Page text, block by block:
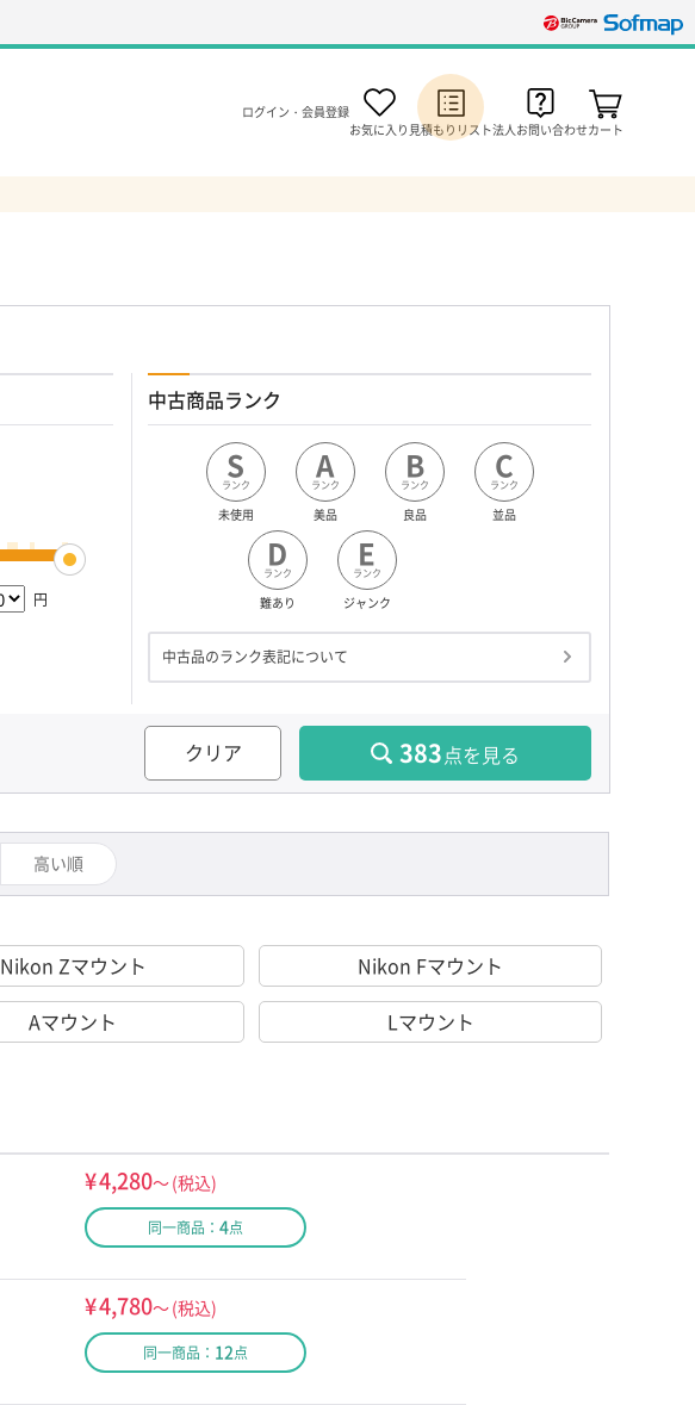
ログイン・会員登録
お気に入り 見積もりリスト法人お問い合わせカート
円
中古商品ランク
S
ランク
未使用
A
ランク
美品
B
ランク
良品
C
ランク
並品
D
ランク
難あり
E
ランク
ジャンク
中古品のランク表記について
クリア 383点を見る
高い順
Nikon Zマウント
Nikon Fマウント
Aマウント Lマウント
¥4,280～(税込)
同一商品： 4点
¥4,780～(税込)
同一商品： 12点